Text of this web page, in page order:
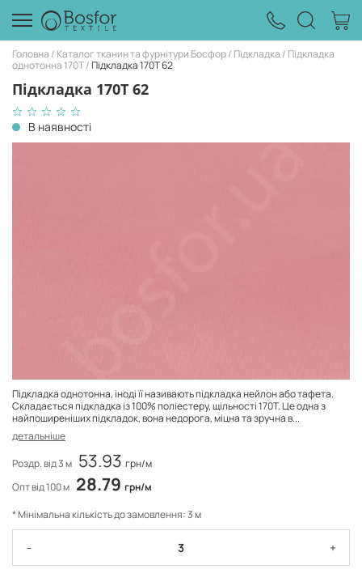
Головна Каталог тканин та фурнітури Босфор Підкладка
Підкладка
однотонна 170Т Підкладка 170T 62
Підкладка 170T 62
В наявності
Підкладка однотонна, іноді її називають підкладка нейлон або тафета.
Складається підкладка із 100% поліестеру, щільності 170Т. Це одна з
найпоширеніших підкладок, вона недорога, міцна та зручна в...
детальніше
Роздр. від 3 м 53.93 грн/м
Опт від 100 м 28.79 грн/м
* Мінімальна кількість до замовлення: 3 м
- +